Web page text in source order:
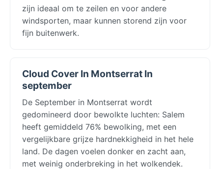
zijn ideaal om te zeilen en voor andere
windsporten, maar kunnen storend zijn voor
fijn buitenwerk.
Cloud Cover In Montserrat In
september
De September in Montserrat wordt
gedomineerd door bewolkte luchten: Salem
heeft gemiddeld 76% bewolking, met een
vergelijkbare grijze hardnekkigheid in het hele
land. De dagen voelen donker en zacht aan,
met weinig onderbreking in het wolkendek.